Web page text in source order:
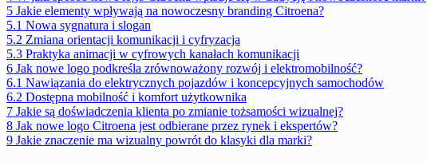
5 Jakie elementy wpływają na nowoczesny branding Citroena?
5.1 Nowa sygnatura i slogan
5.2 Zmiana orientacji komunikacji i cyfryzacja
5.3 Praktyka animacji w cyfrowych kanałach komunikacji
6 Jak nowe logo podkreśla zrównoważony rozwój i elektromobilność?
6.1 Nawiązania do elektrycznych pojazdów i koncepcyjnych samochodów
6.2 Dostępna mobilność i komfort użytkownika
7 Jakie są doświadczenia klienta po zmianie tożsamości wizualnej?
8 Jak nowe logo Citroena jest odbierane przez rynek i ekspertów?
9 Jakie znaczenie ma wizualny powrót do klasyki dla marki?